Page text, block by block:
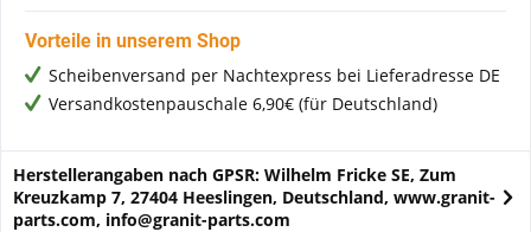
Vorteile in unserem Shop
Scheibenversand per Nachtexpress bei Lieferadresse DE
Versandkostenpauschale 6,90€ (für Deutschland)
Herstellerangaben nach GPSR: Wilhelm Fricke SE, Zum
Kreuzkamp 7, 27404 Heeslingen, Deutschland, www.granit-
parts.com, info@granit-parts.com